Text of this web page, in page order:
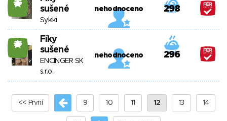
25
sušené
Sykiki
nehodnoceno 298
25
Fíky
sušené
ENCINGER SK
s.r.o.
nehodnoceno 296
<< První 9 10 11 12 13 14